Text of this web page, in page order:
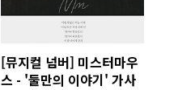
[뮤지컬 넘버] 미스터마우
스 - '둘만의 이야기' 가사